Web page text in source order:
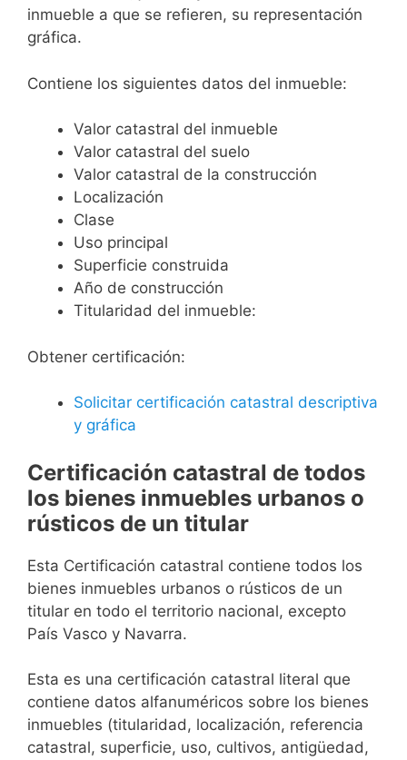
inmueble a que se refieren, su representación
gráfica.
Contiene los siguientes datos del inmueble:
Valor catastral del inmueble
Valor catastral del suelo
Valor catastral de la construcción
Localización
Clase
Uso principal
Superficie construida
Año de construcción
Titularidad del inmueble:
Obtener certificación:
Solicitar certificación catastral descriptiva
y gráfica
Certificación catastral de todos
los bienes inmuebles urbanos o
rústicos de un titular
Esta Certificación catastral contiene todos los
bienes inmuebles urbanos o rústicos de un
titular en todo el territorio nacional, excepto
País Vasco y Navarra.
Esta es una certificación catastral literal que
contiene datos alfanuméricos sobre los bienes
inmuebles (titularidad, localización, referencia
catastral, superficie, uso, cultivos, antigüedad,